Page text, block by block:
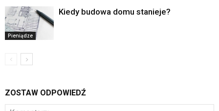
Pieniądze
Kiedy budowa domu stanieje?
ZOSTAW ODPOWIEDŹ